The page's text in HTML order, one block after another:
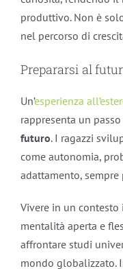
produttivo. Non è
nel percorso di
Prepararsi al
Un’esperienza
rappresenta un
futuro. I ragazzi
come autonomia,
adattamento,
Vivere in un
mentalità aperta e
affrontare studi
mondo globalizzato.